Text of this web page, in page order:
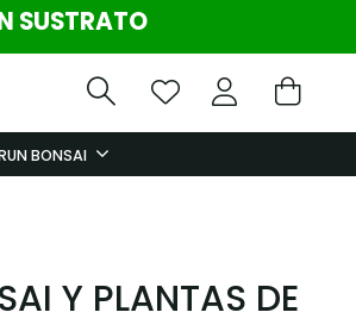
SUSTRATO
BONSAI
Y PLANTAS DE